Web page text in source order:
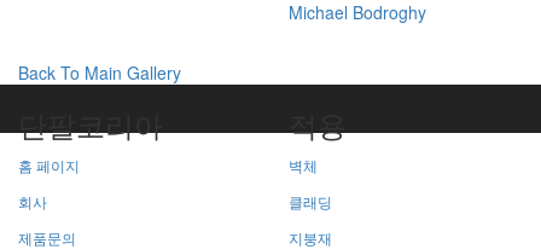
Michael Bodroghy
Back To Main Gallery
단팔코리아
홈 페이지
회사
제품문의
적용
벽체
클래딩
지붕재